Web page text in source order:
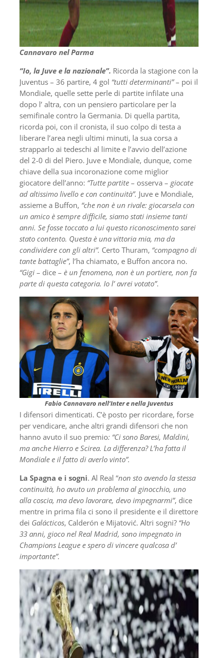
Cannavaro nel Parma
“Io, la Juve e la nazionale”. Ricorda la stagione con la
Juventus – 36 partire, 4 gol “tutti determinanti”– poi il
Mondiale, quelle sette perle di partite infilate una
dopo l’ altra, con un pensiero particolare per la
semifinale contro la Germania. Di quella partita,
ricorda poi, con il cronista, il suo colpo di testa a
liberare l’area negli ultimi minuti, la sua corsa a
strapparlo ai tedeschi al limite e l’avvio dell’azione
del 2-0 di del Piero. Juve e Mondiale, dunque, come
chiave della sua incoronazione come miglior
giocatore dell’anno: “Tutte partite – osserva – giocate
ad altissimo livello e con continuità”. Juve e Mondiale,
assieme a Buffon, “che non è un rivale: giocarsela con
un amico è sempre difficile, siamo stati insieme tanti
anni. Se fosse toccato a lui questo riconoscimento sarei
stato contento. Questa è una vittoria mia, ma da
condividere con gli altri”. Certo Thuram, “compagno di
tante battaglie”, l’ha chiamato, e Buffon ancora no.
“Gigi – dice – è un fenomeno, non è un portiere, non fa
parte di questa categoria. Io l’ avrei votato”.
Fabio Cannavaro nell’Inter e nella Juventus
I difensori dimenticati. C’è posto per ricordare, forse
per vendicare, anche altri grandi difensori che non
hanno avuto il suo premio: “Ci sono Baresi, Maldini,
ma anche Hierro e Scirea. La differenza? L’ha fatta il
Mondiale e il fatto di averlo vinto”.
La Spagna e i sogni. Al Real “non sto avendo la stessa
continuità, ho avuto un problema al ginocchio, uno
alla coscia, ma devo lavorare, devo impegnarmi”, dice
mentre in prima fila ci sono il presidente e il direttore
dei Galácticos, Calderón e Mijatović. Altri sogni? “Ho
33 anni, gioco nel Real Madrid, sono impegnato in
Champions League e spero di vincere qualcosa d’
importante”.